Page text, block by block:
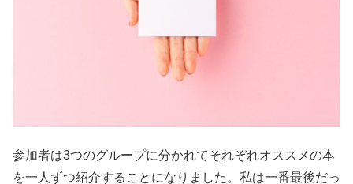
参加者は3つのグループに分かれてそれぞれオススメの本
を一人ずつ紹介することになりました。私は一番最後だっ